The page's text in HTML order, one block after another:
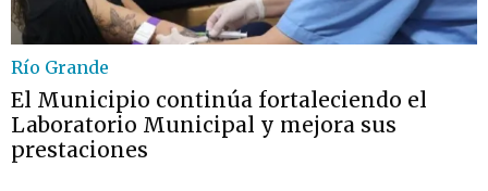
Río Grande
El Municipio continúa fortaleciendo el
Laboratorio Municipal y mejora sus
prestaciones